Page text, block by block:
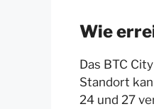
Wie
Das BTC
Standort
24 und 27